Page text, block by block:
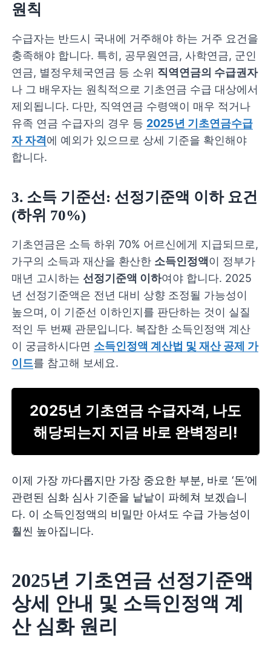
원칙
수급자는 반드시 국내에 거주해야 하는 거주 요건을
충족해야 합니다. 특히, 공무원연금, 사학연금, 군인
연금, 별정우체국연금 등 소위 직역연금의 수급권자
나 그 배우자는 원칙적으로 기초연금 수급 대상에서
제외됩니다. 다만, 직역연금 수령액이 매우 적거나
유족 연금 수급자의 경우 등 2025년 기초연금수급
자 자격에 예외가 있으므로 상세 기준을 확인해야
합니다.
3. 소득 기준선: 선정기준액 이하 요건
(하위 70%)
기초연금은 소득 하위 70% 어르신에게 지급되므로,
가구의 소득과 재산을 환산한 소득인정액이 정부가
매년 고시하는 선정기준액 이하여야 합니다. 2025
년 선정기준액은 전년 대비 상향 조정될 가능성이
높으며, 이 기준선 이하인지를 판단하는 것이 실질
적인 두 번째 관문입니다. 복잡한 소득인정액 계산
이 궁금하시다면 소득인정액 계산법 및 재산 공제 가
이드를 참고해 보세요.
2025년 기초연금 수급자격, 나도
해당되는지 지금 바로 완벽정리!
이제 가장 까다롭지만 가장 중요한 부분, 바로 ‘돈’에
관련된 심화 심사 기준을 낱낱이 파헤쳐 보겠습니
다. 이 소득인정액의 비밀만 아셔도 수급 가능성이
훨씬 높아집니다.
2025년 기초연금 선정기준액
상세 안내 및 소득인정액 계
산 심화 원리